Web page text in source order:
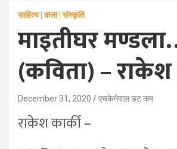
साहित्य | कला | संस्कृति
माइतीघर
(कविता) – राकेश
December 31, 2020 एचकेनेपाल डट कम
राकेश कार्की –